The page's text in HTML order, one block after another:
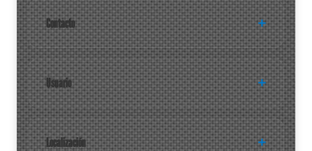
Contacto
Usuario
Localización